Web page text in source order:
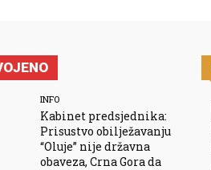
INFO
Kabinet predsjednika:
Prisustvo obilježavanju
“Oluje” nije državna
obaveza, Crna Gora da